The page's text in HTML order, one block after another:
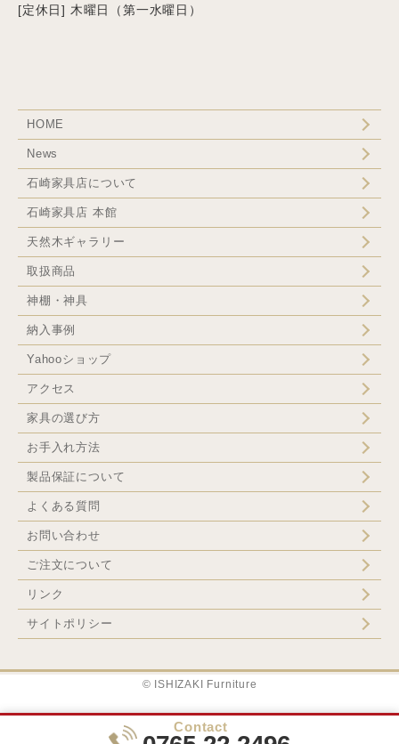
[定休日] 木曜日（第一水曜日）
HOME
News
石崎家具店について
石崎家具店 本館
天然木ギャラリー
取扱商品
神棚・神具
納入事例
Yahooショップ
アクセス
家具の選び方
お手入れ方法
製品保証について
よくある質問
お問い合わせ
ご注文について
リンク
サイトポリシー
© ISHIZAKI Furniture
Contact